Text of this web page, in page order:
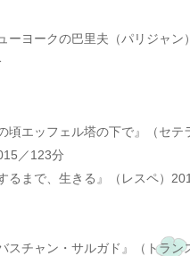
ーヨークの巴里夫（パリジャン
エッフェル塔の下で』（セテ
／123分
るまで、生きる』（レスペ）
チャン・サルガド』（トラン